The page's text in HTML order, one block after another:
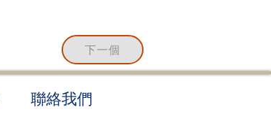
下一個
聯絡我們